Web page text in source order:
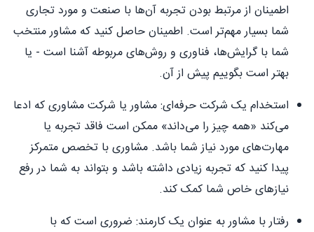
اطمینان از مرتبط بودن تجربه آن‌ها با صنعت و مورد تجاری
شما بسیار مهم‌تر است. اطمینان حاصل کنید که مشاور منتخب
شما با گرایش‌ها، فناوری و روش‌های مربوطه آشنا است - یا
بهتر است بگوییم پیش از آن.
استخدام یک شرکت حرفه‌ای: مشاور یا شرکت مشاوری که ادعا
می‌کند «همه چیز را می‌داند» ممکن است فاقد تجربه یا
مهارت‌های مورد نیاز شما باشد. مشاوری با تخصص متمرکز
پیدا کنید که تجربه زیادی داشته باشد و بتواند به شما در رفع
نیازهای خاص شما کمک کند.
رفتار با مشاور به عنوان یک کارمند: ضروری است که با